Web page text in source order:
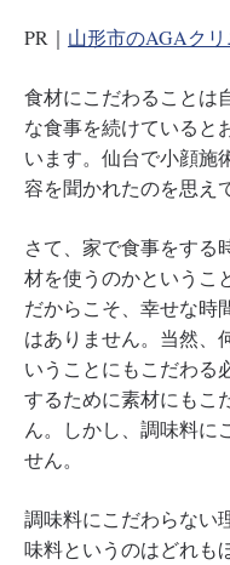
PR｜ 山形市のAGAクリ
食材にこだわることは
な食事を続けていると
います。仙台で小顔施
容を聞かれたのを思え
さて、家で食事をする
材を使うのかというこ
だからこそ、幸せな時
はありません。当然、
いうことにもこだわる
するために素材にもこ
ん。しかし、調味料に
せん。
調味料にこだわらない
味料というのはどれも